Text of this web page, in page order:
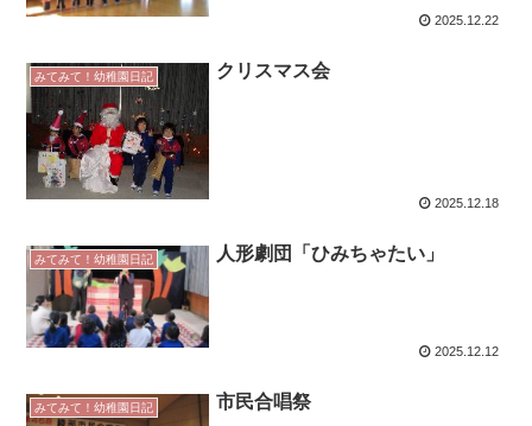
2025.12.22
みてみて！幼稚園日記 クリスマス会
2025.12.18
みてみて！幼稚園日記 人形劇団「ひみちゃたい」
2025.12.12
みてみて！幼稚園日記 市民合唱祭